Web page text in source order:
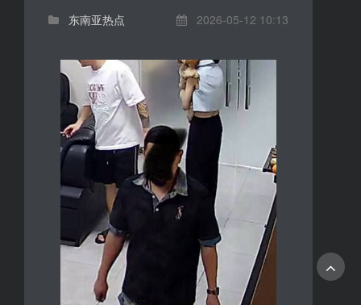
东南亚热点 2026-05-12 10:13